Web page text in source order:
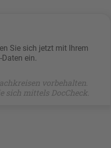
Sie sich jetzt mit Ihrem
Daten ein.
vorbehalten.
sich mittels DocCheck.